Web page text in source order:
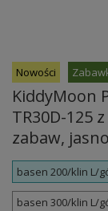
Nowości
KiddyMoon
TR30D-125
zabaw,
basen 200/klin L/
basen 300/klin L/